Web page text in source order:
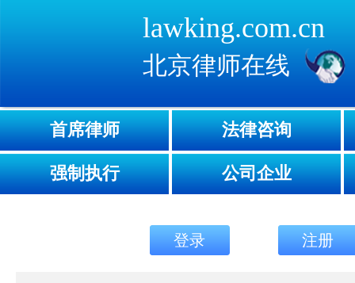
lawking.com.cn
北京律师在线
首席律师 法律咨询
强制执行 公司企业
登录 注册